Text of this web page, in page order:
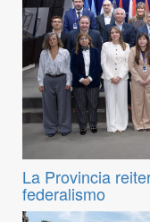
La Provincia
federalismo